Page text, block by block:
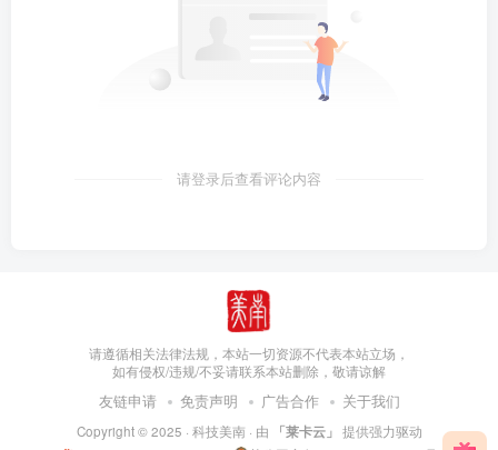
请登录后查看评论内容
请遵循相关法律法规，本站一切资源不代表本站立场，
如有侵权/违规/不妥请联系本站删除，敬请谅解
友链申请 免责声明 广告合作 关于我们
Copyright © 2025 · 科技美南 · 由 「莱卡云」 提供强力驱动